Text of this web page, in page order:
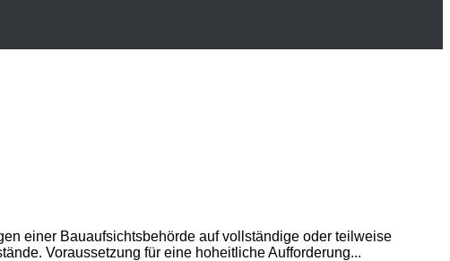
einer Bauaufsichtsbehörde auf vollständige oder teilweise
Voraussetzung für eine hoheitliche Aufforderung...